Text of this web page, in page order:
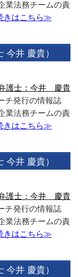
業法務チームの責
きはこちら≫
今井 慶貴）
護士：今井 慶貴
チ発行の情報誌
業法務チームの責
きはこちら≫
今井 慶貴）
護士：今井 慶貴
チ発行の情報誌
業法務チームの責
きはこちら≫
今井 慶貴）